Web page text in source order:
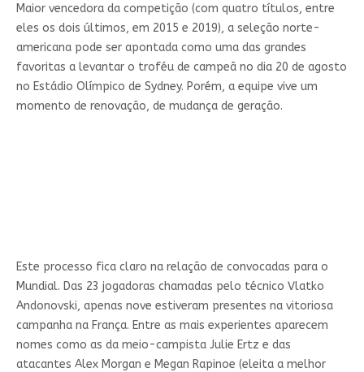
Maior vencedora da competição (com quatro títulos, entre
eles os dois últimos, em 2015 e 2019), a seleção norte-
americana pode ser apontada como uma das grandes
favoritas a levantar o troféu de campeã no dia 20 de agosto
no Estádio Olímpico de Sydney. Porém, a equipe vive um
momento de renovação, de mudança de geração.
Este processo fica claro na relação de convocadas para o
Mundial. Das 23 jogadoras chamadas pelo técnico Vlatko
Andonovski, apenas nove estiveram presentes na vitoriosa
campanha na França. Entre as mais experientes aparecem
nomes como as da meio-campista Julie Ertz e das
atacantes Alex Morgan e Megan Rapinoe (eleita a melhor